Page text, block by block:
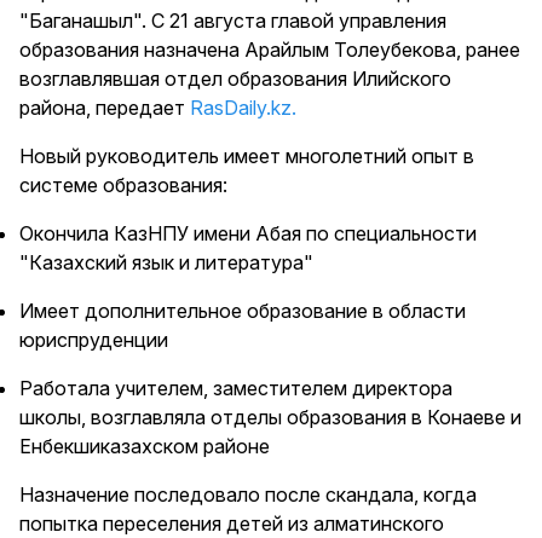
"Баганашыл". С 21 августа главой управления
образования назначена Арайлым Толеубекова, ранее
возглавлявшая отдел образования Илийского
района, передает RasDaily.kz.
Новый руководитель имеет многолетний опыт в
системе образования:
Окончила КазНПУ имени Абая по специальности
"Казахский язык и литература"
Имеет дополнительное образование в области
юриспруденции
Работала учителем, заместителем директора
школы, возглавляла отделы образования в Конаеве и
Енбекшиказахском районе
Назначение последовало после скандала, когда
попытка переселения детей из алматинского